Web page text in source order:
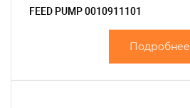
FEED PUMP 0010911101
Подробнее